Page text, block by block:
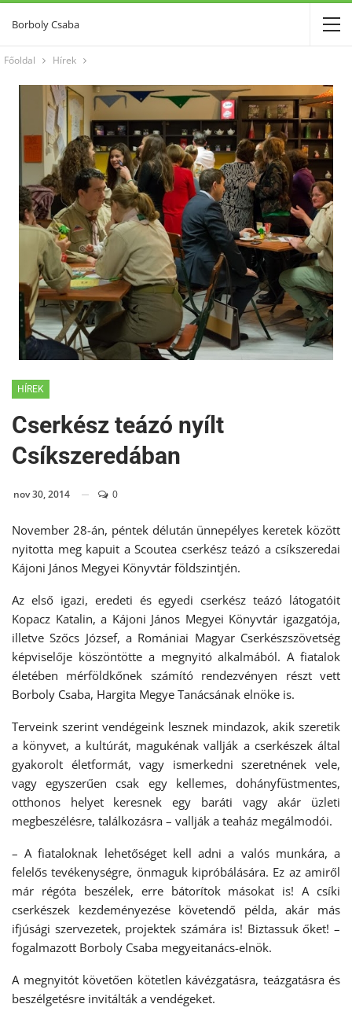
Borboly Csaba
Főoldal Hírek
HÍREK
Cserkész teázó nyílt
Csíkszeredában
nov 30, 2014 0
November 28-án, péntek délután ünnepélyes keretek között
nyitotta meg kapuit a Scoutea cserkész teázó a csíkszeredai
Kájoni János Megyei Könyvtár földszintjén.
Az első igazi, eredeti és egyedi cserkész teázó látogatóit
Kopacz Katalin, a Kájoni János Megyei Könyvtár igazgatója,
illetve Szőcs József, a Romániai Magyar Cserkészszövetség
képviselője köszöntötte a megnyitó alkalmából. A fiatalok
életében mérföldkőnek számító rendezvényen részt vett
Borboly Csaba, Hargita Megye Tanácsának elnöke is.
Terveink szerint vendégeink lesznek mindazok, akik szeretik
a könyvet, a kultúrát, magukénak vallják a cserkészek által
gyakorolt életformát, vagy ismerkedni szeretnének vele,
vagy egyszerűen csak egy kellemes, dohányfüstmentes,
otthonos helyet keresnek egy baráti vagy akár üzleti
megbeszélésre, találkozásra – vallják a teaház megálmodói.
– A fiataloknak lehetőséget kell adni a valós munkára, a
felelős tevékenységre, önmaguk kipróbálására. Ez az amiről
már régóta beszélek, erre bátorítok másokat is! A csíki
cserkészek kezdeményezése követendő példa, akár más
ifjúsági szervezetek, projektek számára is! Biztassuk őket! –
fogalmazott Borboly Csaba megyeitanács-elnök.
A megnyitót követően kötetlen kávézgatásra, teázgatásra és
beszélgetésre invitálták a vendégeket.